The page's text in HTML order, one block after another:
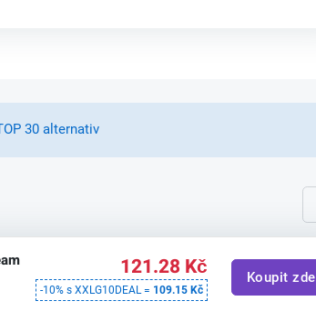
30 alternativ
121.28 Kč
-10% s XXLG10DEAL = 109.15 Kč
Koupit zde